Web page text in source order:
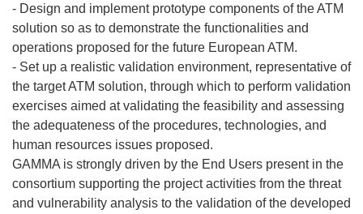
- Design and implement prototype components of the ATM
solution so as to demonstrate the functionalities and
operations proposed for the future European ATM.
- Set up a realistic validation environment, representative of
the target ATM solution, through which to perform validation
exercises aimed at validating the feasibility and assessing
the adequateness of the procedures, technologies, and
human resources issues proposed.
GAMMA is strongly driven by the End Users present in the
consortium supporting the project activities from the threat
and vulnerability analysis to the validation of the developed